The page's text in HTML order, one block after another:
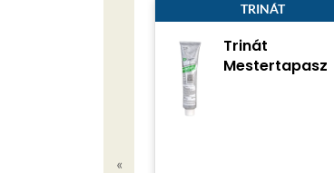
«
TRINÁT
Trinát
Mestertapasz